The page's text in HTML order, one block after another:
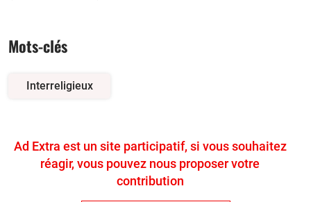
Mots-clés
Interreligieux
Ad Extra est un site participatif, si vous souhaitez
réagir, vous pouvez nous proposer votre
contribution